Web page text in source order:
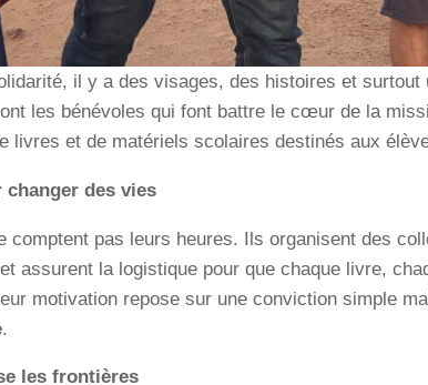
il y a des visages, des histoires et surtout
les bénévoles qui font battre le cœur de la
livres et de matériels scolaires destinés aux
changer des vies
comptent pas leurs heures. Ils organisent des
assurent la logistique pour que chaque livre,
motivation repose sur une conviction simple
.
les frontières